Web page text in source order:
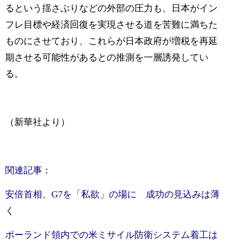
るという揺さぶりなどの外部の圧力も、日本がイン
フレ目標や経済回復を実現させる道を苦難に満ちた
ものにさせており、これらが日本政府が増税を再延
期させる可能性があるとの推測を一層誘発してい
る。
（新華社より）
関連記事：
安倍首相、G7を「私欲」の場に 成功の見込みは薄
く
ポーランド領内での米ミサイル防衛システム着工は